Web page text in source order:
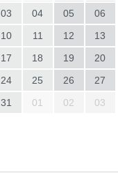
03 04 05
06
10 11 12
13
17 18 19
20
24 25 26
27
31 01 02 03